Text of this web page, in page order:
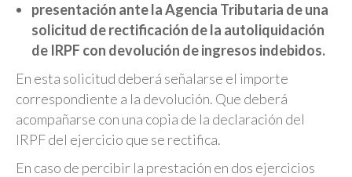
presentación ante la Agencia Tributaria de una
solicitud de rectificación de la autoliquidación
de IRPF con devolución de ingresos indebidos.
En esta solicitud deberá señalarse el importe
correspondiente a la devolución. Que deberá
acompañarse con una copia de la declaración del
IRPF del ejercicio que se rectifica.
En caso de percibir la prestación en dos ejercicios